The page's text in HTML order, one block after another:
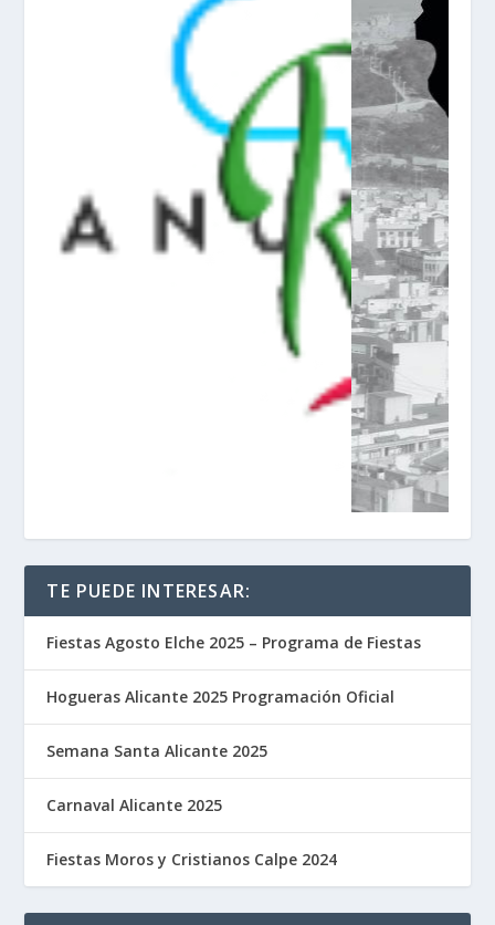
TE PUEDE INTERESAR:
Fiestas Agosto Elche 2025 – Programa de Fiestas
Hogueras Alicante 2025 Programación Oficial
Semana Santa Alicante 2025
Carnaval Alicante 2025
Fiestas Moros y Cristianos Calpe 2024